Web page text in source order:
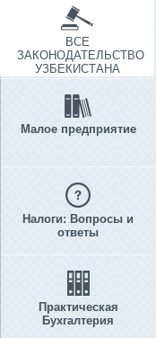
ВСЕ
ЗАКОНОДАТЕЛЬСТВО
УЗБЕКИСТАНА
Малое предприятие
Налоги: Вопросы и
ответы
Практическая
Бухгалтерия